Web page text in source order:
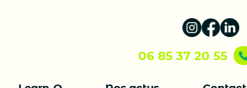
06 85 37 20 55